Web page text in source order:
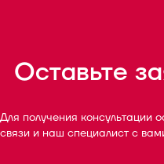
Оставьте
Для получения консультации
связи и наш специалист с